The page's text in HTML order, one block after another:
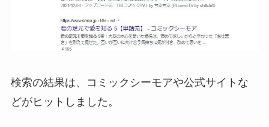
検索の結果は、コミックシーモアや公式サイトな
どがヒットしました。